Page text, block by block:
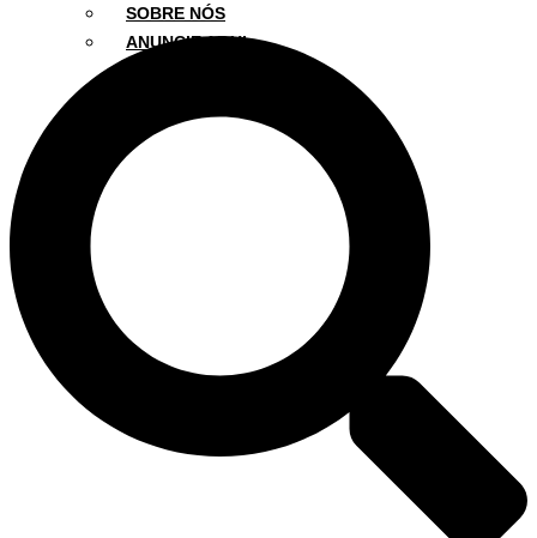
SOBRE NÓS
ANUNCIE AQUI